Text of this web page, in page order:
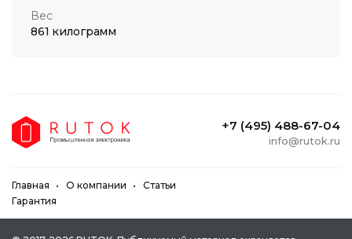
Вес
861 килограмм
+7 (495) 488-67-04
info@rutok.ru
Главная О компании
Статьи
Гарантия